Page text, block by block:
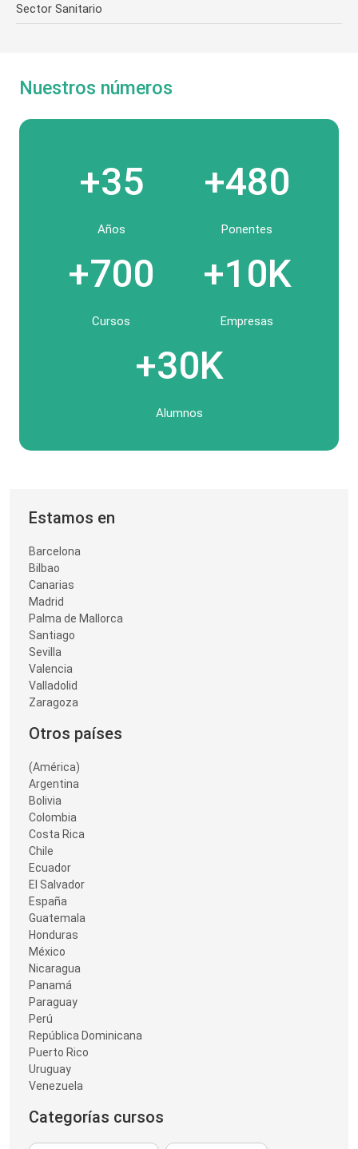
Sector Sanitario
Nuestros números
+35
Años
+480
Ponentes
+700
Cursos
+10K
Empresas
+30K
Alumnos
Estamos en
Barcelona
Bilbao
Canarias
Madrid
Palma de Mallorca
Santiago
Sevilla
Valencia
Valladolid
Zaragoza
Otros países
(América)
Argentina
Bolivia
Colombia
Costa Rica
Chile
Ecuador
El Salvador
España
Guatemala
Honduras
México
Nicaragua
Panamá
Paraguay
Perú
República Dominicana
Puerto Rico
Uruguay
Venezuela
Categorías cursos